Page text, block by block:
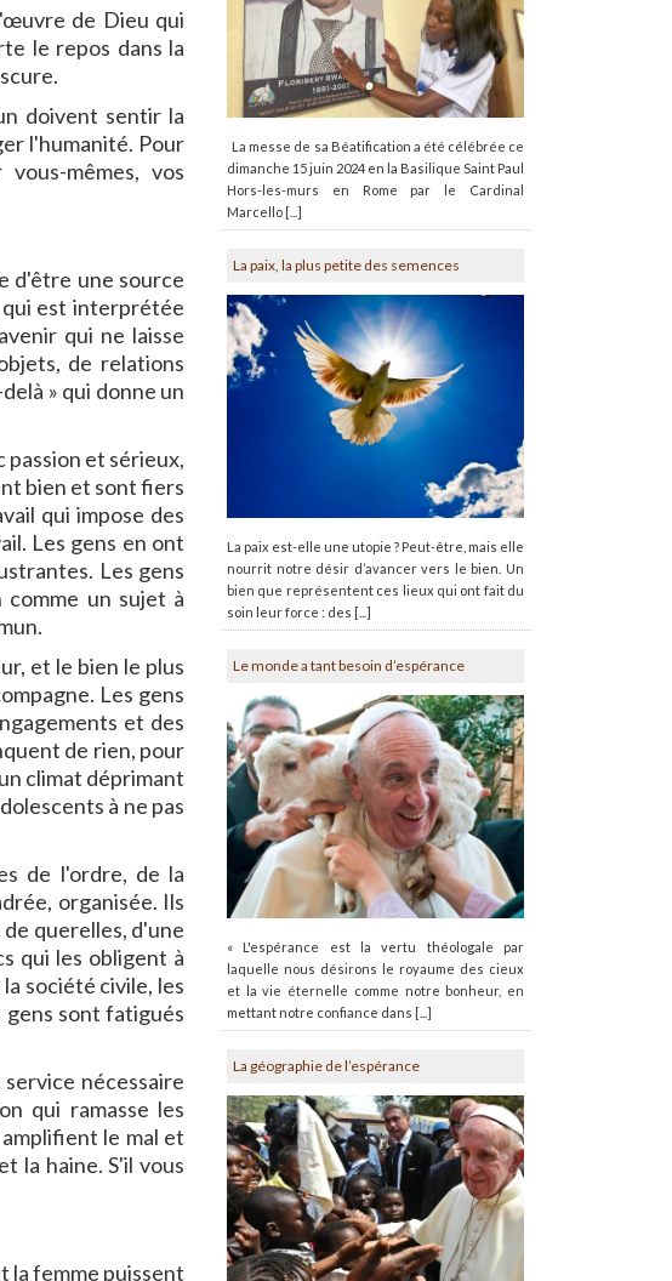
de Dieu qui
le repos dans la
doivent sentir la
l'humanité. Pour
mêmes, vos
d'être une source
est interprétée
qui ne laisse
de relations
» qui donne un
passion et sérieux,
bien et sont fiers
qui impose des
Les gens en ont
Les gens
un sujet à
et le bien le plus
Les gens
et des
de rien, pour
climat déprimant
à ne pas
de l'ordre, de la
organisée. Ils
querelles, d'une
qui les obligent à
société civile, les
gens sont fatigués
nécessaire
qui ramasse les
le mal et
la haine. S'il vous
la femme puissent
La messe de sa Béatification a été célébrée ce
dimanche 15 juin 2024 en la Basilique Saint Paul
Hors-les-murs en Rome par le Cardinal
Marcello [...]
La paix, la plus petite des semences
La paix est-elle une utopie ? Peut-être, mais elle
nourrit notre désir d’avancer vers le bien. Un
bien que représentent ces lieux qui ont fait du
soin leur force : des [...]
Le monde a tant besoin d’espérance
« L'espérance est la vertu théologale par
laquelle nous désirons le royaume des cieux
et la vie éternelle comme notre bonheur, en
mettant notre confiance dans [...]
La géographie de l’espérance